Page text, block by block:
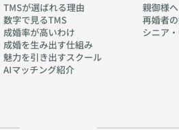
TMSが選ばれる理由
数字で見るTMS
成婚率が高いわけ
成婚を生み出す仕組み
魅力を引き出すスクール
AIマッチング紹介
親御様へ
再婚者
シニア